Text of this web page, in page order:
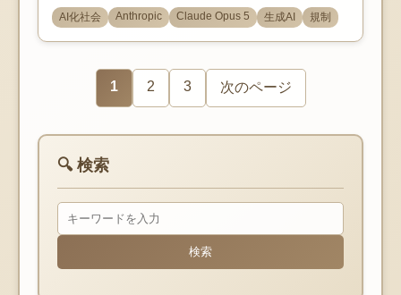
AI化社会 Anthropic Claude Opus 5 生成AI 規制
1 2 3 次のページ
🔍 検索
検索